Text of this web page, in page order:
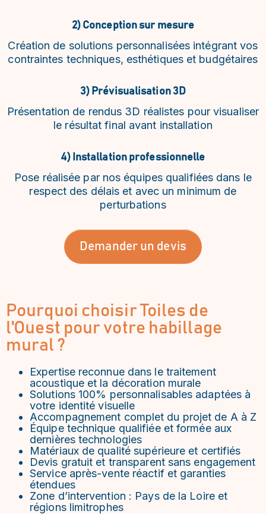
2) Conception sur mesure
Création de solutions personnalisées intégrant vos
contraintes techniques, esthétiques et budgétaires
3) Prévisualisation 3D
Présentation de rendus 3D réalistes pour visualiser
le résultat final avant installation
4) Installation professionnelle
Pose réalisée par nos équipes qualifiées dans le
respect des délais et avec un minimum de
perturbations
Demander un devis
Pourquoi choisir Toiles de
l'Ouest pour votre habillage
mural ?
Expertise reconnue dans le traitement
acoustique et la décoration murale
Solutions 100% personnalisables adaptées à
votre identité visuelle
Accompagnement complet du projet de A à Z
Équipe technique qualifiée et formée aux
dernières technologies
Matériaux de qualité supérieure et certifiés
Devis gratuit et transparent sans engagement
Service après-vente réactif et garanties
étendues
Zone d’intervention : Pays de la Loire et
régions limitrophes